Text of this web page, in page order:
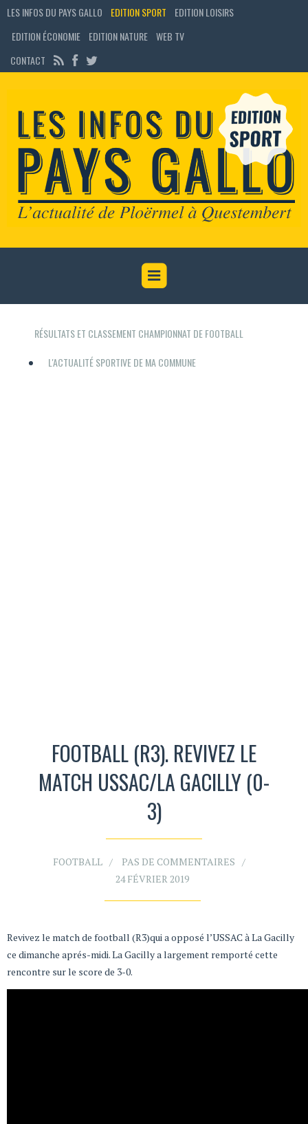
LES INFOS DU PAYS GALLO EDITION SPORT
EDITION LOISIRS
EDITION ÉCONOMIE
EDITION NATURE WEB TV
CONTACT
RÉSULTATS ET CLASSEMENT CHAMPIONNAT DE FOOTBALL
L'ACTUALITÉ SPORTIVE DE MA COMMUNE
FOOTBALL (R3). REVIVEZ LE
MATCH USSAC/LA GACILLY (0-
3)
FOOTBALL
PAS DE COMMENTAIRES
24 FÉVRIER 2019
Revivez le match de football (R3)qui a opposé l’USSAC à La Gacilly
ce dimanche aprés-midi. La Gacilly a largement remporté cette
rencontre sur le score de 3-0.